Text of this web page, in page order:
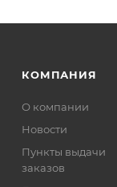
КОМПАНИЯ
О компании
Новости
Пункты выдачи
заказов